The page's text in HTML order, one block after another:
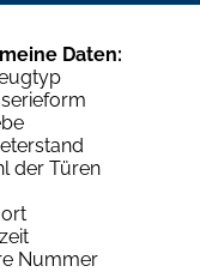
Daten:
der Türen
Nummer